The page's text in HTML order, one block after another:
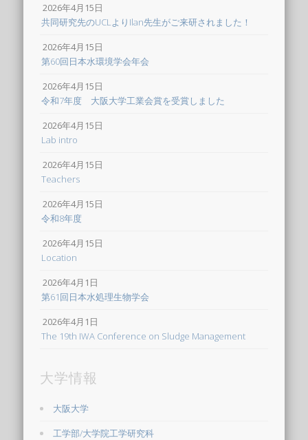
2026年4月15日
共同研究先のUCLよりIlan先生がご来研されました！
2026年4月15日
第60回日本水環境学会年会
2026年4月15日
令和7年度 大阪大学工業会賞を受賞しました
2026年4月15日
Lab intro
2026年4月15日
Teachers
2026年4月15日
令和8年度
2026年4月15日
Location
2026年4月1日
第61回日本水処理生物学会
2026年4月1日
The 19th IWA Conference on Sludge Management
大学情報
大阪大学
工学部/大学院工学研究科